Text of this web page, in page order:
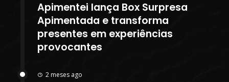
Apimentei lança Box Surpresa
Apimentada e transforma
presentes em experiências
provocantes
2 meses ago